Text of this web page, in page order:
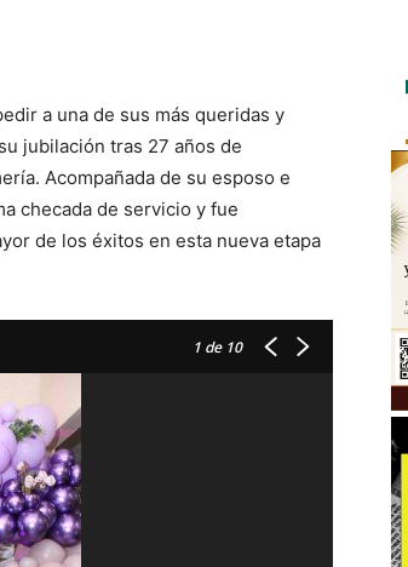
a una de sus más queridas y
jubilación tras 27 años de
Acompañada de su esposo e
checada de servicio y fue
de los éxitos en esta nueva etapa
1 de 10